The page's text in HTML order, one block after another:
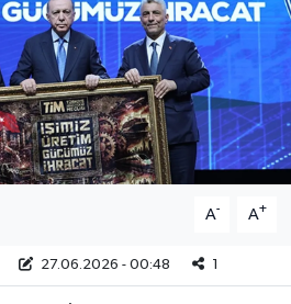
A- A+
27.06.2026 - 00:48 1